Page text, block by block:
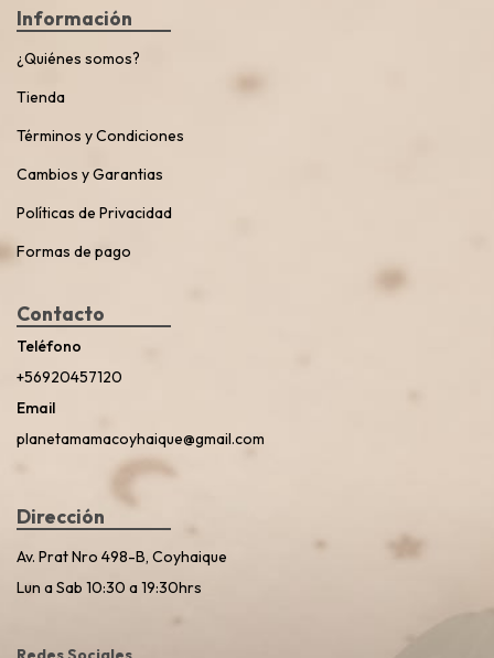
Información
¿Quiénes somos?
Tienda
Términos y Condiciones
Cambios y Garantias
Políticas de Privacidad
Formas de pago
Contacto
Teléfono
+56920457120
Email
planetamamacoyhaique@gmail.com
Dirección
Av. Prat Nro 498-B, Coyhaique
Lun a Sab 10:30 a 19:30hrs